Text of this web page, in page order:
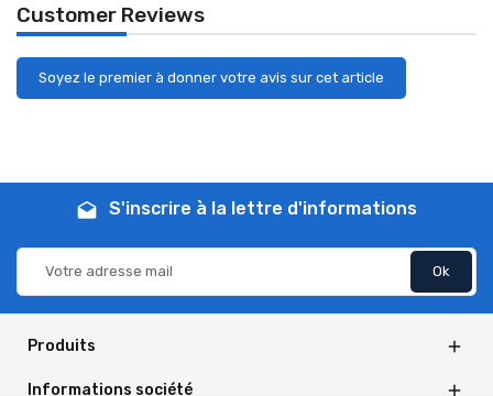
Customer Reviews
Soyez le premier à donner votre avis sur cet article
drafts S'inscrire à la lettre d'informations
Produits 
Informations société 